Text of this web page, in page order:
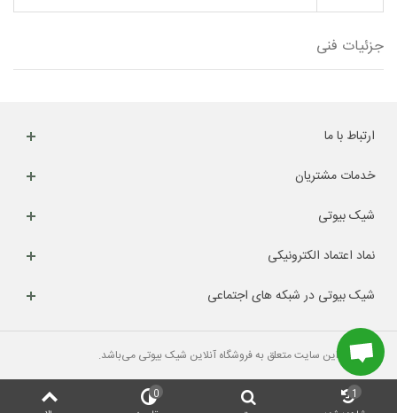
جزئیات فنی
ارتباط با ما
خدمات مشتریان
شیک بیوتی
نماد اعتماد الکترونیکی
شیک بیوتی در شبکه های اجتماعی
کلیه حقوق این سایت متعلق به فروشگاه آنلاین شیک بیوتی می‌باشد.
0 1